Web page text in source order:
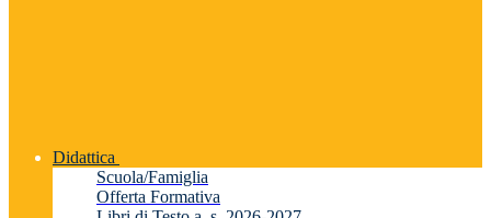
Didattica
Scuola/Famiglia
Offerta Formativa